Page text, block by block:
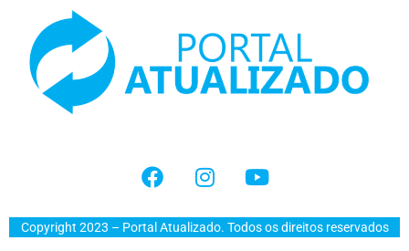
Copyright 2023 – Portal Atualizado. Todos os direitos reservados